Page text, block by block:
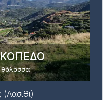
θάλασσα